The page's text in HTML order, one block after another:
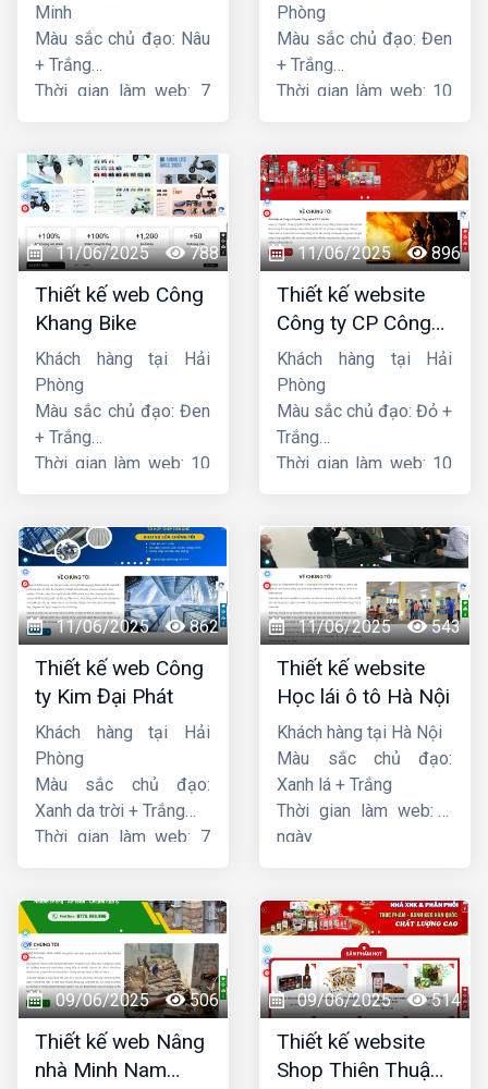
Minh
Màu sắc chủ đạo: Nâu
+ Trắng
Thời gian làm web: 7
Phòng
Màu sắc chủ đạo: Đen
+ Trắng
Thời gian làm web: 10
11/06/2025 788
Thiết kế web Công
Khang Bike
Khách hàng tại Hải
Phòng
Màu sắc chủ đạo: Đen
+ Trắng
Thời gian làm web: 10
11/06/2025 896
Thiết kế website
Công ty CP Công
nghệ PCCC Bắc Hà
Khách hàng tại Hải
Phòng
Màu sắc chủ đạo: Đỏ +
Trắng
Thời gian làm web: 10
11/06/2025 862
Thiết kế web Công
ty Kim Đại Phát
Khách hàng tại Hải
Phòng
Màu sắc chủ đạo:
Xanh da trời + Trắng
Thời gian làm web: 7
11/06/2025 543
Thiết kế website
Học lái ô tô Hà Nội
Khách hàng tại Hà Nội
Màu sắc chủ đạo:
Xanh lá + Trắng
Thời gian làm web: 7
ngày
09/06/2025 506
Thiết kế web Nâng
nhà Minh Nam
09/06/2025 514
Thiết kế website
Shop Thiên Thuận